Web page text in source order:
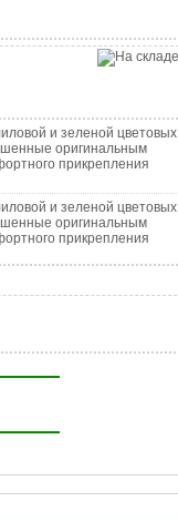
и зеленой цветовых
оригинальным
прикрепления
и зеленой цветовых
оригинальным
прикрепления